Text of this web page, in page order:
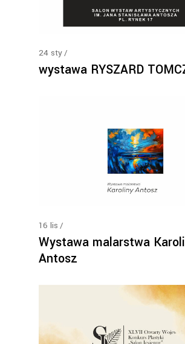
24 sty
wystawa RYSZARD
16 lis
Wystawa malarstwa
Antosz